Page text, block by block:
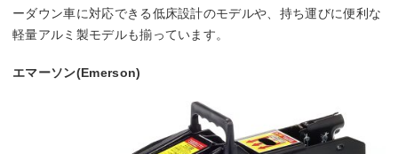
ーダウン車に対応できる低床設計のモデルや、持ち運びに便利な
軽量アルミ製モデルも揃っています。
エマーソン(Emerson)